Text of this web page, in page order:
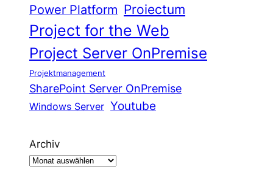
Power Platform Proiectum
Project for the Web
Project Server OnPremise
Projektmanagement
SharePoint Server OnPremise
Windows Server Youtube
Archiv